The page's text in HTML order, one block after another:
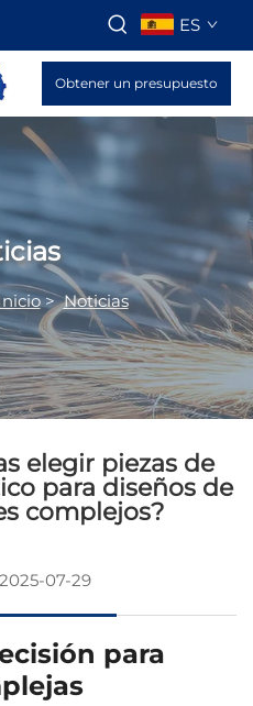
ES
Obtener un presupuesto
>Noticias
elegir piezas de
para diseños de
complejos?
07-29
para